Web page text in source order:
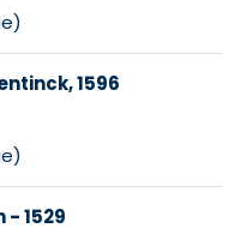
1596
- 1529